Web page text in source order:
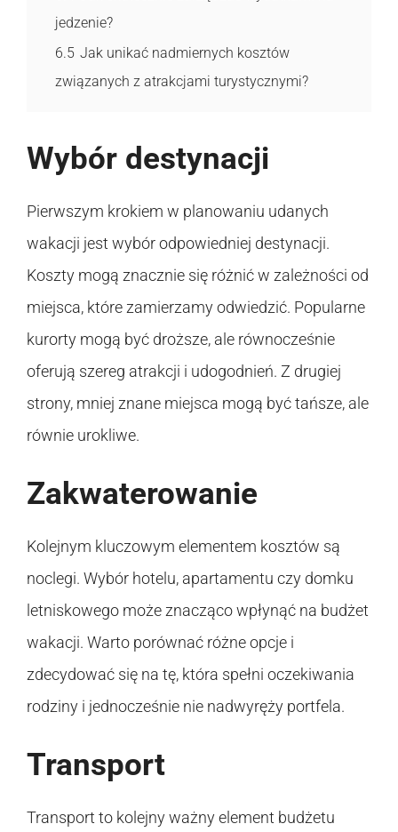
jedzenie?
6.5 Jak unikać nadmiernych kosztów
związanych z atrakcjami turystycznymi?
Wybór destynacji
Pierwszym krokiem w planowaniu udanych
wakacji jest wybór odpowiedniej destynacji.
Koszty mogą znacznie się różnić w zależności od
miejsca, które zamierzamy odwiedzić. Popularne
kurorty mogą być droższe, ale równocześnie
oferują szereg atrakcji i udogodnień. Z drugiej
strony, mniej znane miejsca mogą być tańsze, ale
równie urokliwe.
Zakwaterowanie
Kolejnym kluczowym elementem kosztów są
noclegi. Wybór hotelu, apartamentu czy domku
letniskowego może znacząco wpłynąć na budżet
wakacji. Warto porównać różne opcje i
zdecydować się na tę, która spełni oczekiwania
rodziny i jednocześnie nie nadwyręży portfela.
Transport
Transport to kolejny ważny element budżetu